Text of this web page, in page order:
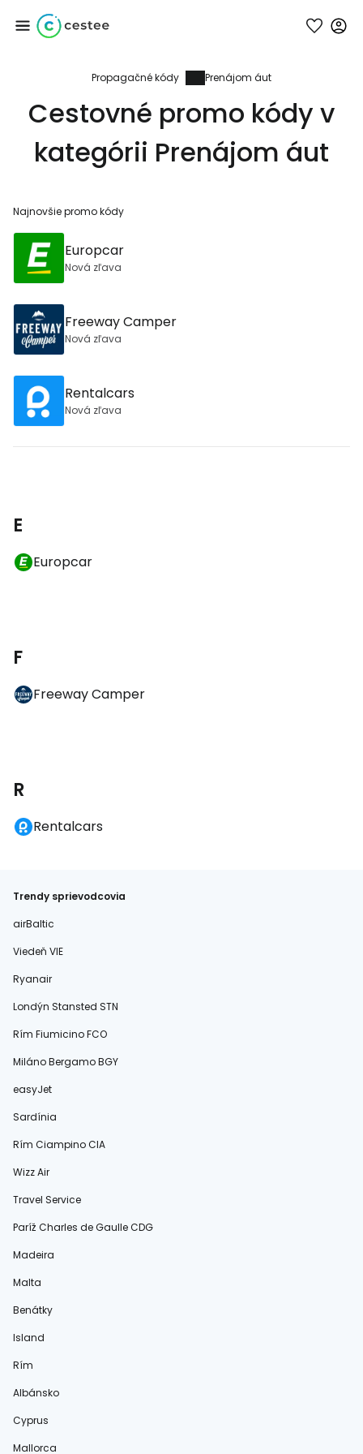
Propagačné kódy Prenájom áut
Cestovné promo kódy v
kategórii Prenájom áut
Najnovšie promo kódy
Europcar
Nová zľava
Freeway Camper
Nová zľava
Rentalcars
Nová zľava
E
Europcar
F
Freeway Camper
R
Rentalcars
Trendy sprievodcovia
airBaltic
Viedeň VIE
Ryanair
Londýn Stansted STN
Rím Fiumicino FCO
Miláno Bergamo BGY
easyJet
Sardínia
Rím Ciampino CIA
Wizz Air
Travel Service
Paríž Charles de Gaulle CDG
Madeira
Malta
Benátky
Island
Rím
Albánsko
Cyprus
Mallorca
Prihláste sa do
služby Cestee
... celosvetovej komunity cestovateľov
Pokračovať so službou Google